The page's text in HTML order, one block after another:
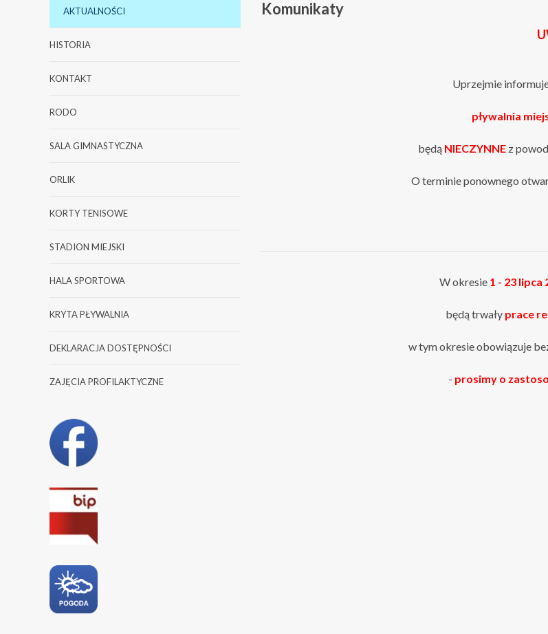
Komunikaty
Uprzejmie
pływalnia
będą NIECZYNNEz
O terminie ponownego
W okresie 1 - 23 lipca
będą trwały prace
w tym okresie obowiązuje
- prosimy o
AKTUALNOŚCI
HISTORIA
KONTAKT
RODO
SALA GIMNASTYCZNA
ORLIK
KORTY TENISOWE
STADION MIEJSKI
HALA SPORTOWA
KRYTA PŁYWALNIA
DEKLARACJA DOSTĘPNOŚCI
ZAJĘCIA PROFILAKTYCZNE